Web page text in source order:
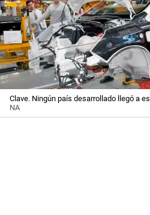
Clave. Ningún país desarrollado llegó a
NA